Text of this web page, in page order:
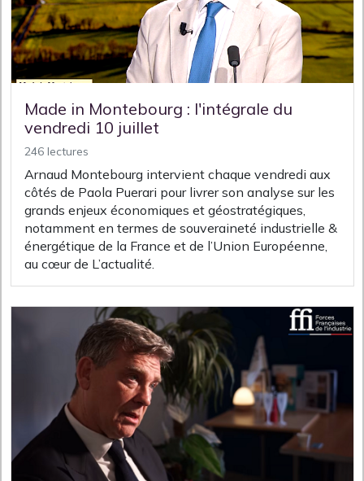
Made in Montebourg : l'intégrale du
vendredi 10 juillet
246 lectures
Arnaud Montebourg intervient chaque vendredi aux
côtés de Paola Puerari pour livrer son analyse sur les
grands enjeux économiques et géostratégiques,
notamment en termes de souveraineté industrielle &
énergétique de la France et de l’Union Européenne,
au cœur de L’actualité.